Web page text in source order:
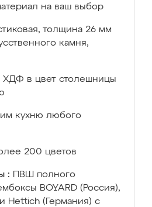
на ваш выбор
толщина 26 мм
камня,
ХДФ в цвет столешницы
кухню любого
200 цветов
:
ПВШ полного
BOYARD (Россия),
Hettich (Германия) с